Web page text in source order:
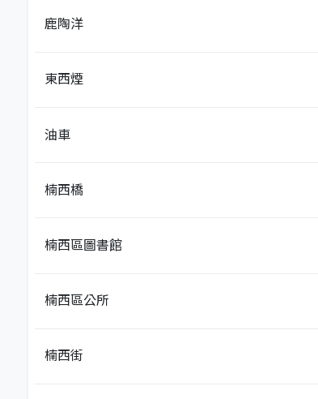
鹿陶洋
東西煙
油車
楠西橋
楠西區圖書館
楠西區公所
楠西街